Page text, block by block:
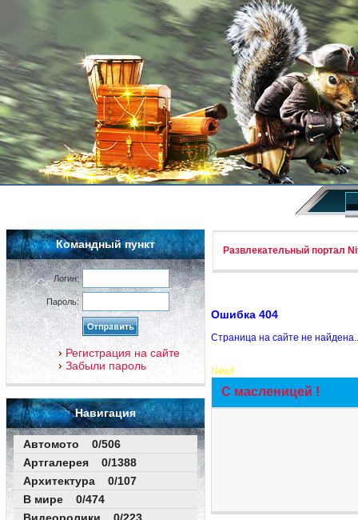
Командный пункт
Логин:
Пароль:
Регистрация на сайте
Забыли пароль
Навигация
Автомото 0/506
Артгалерея 0/1388
Архитектура 0/107
В мире 0/474
Развлекательный портал
Ошибка 404
Страница на сайте не
New!
С масленицей !